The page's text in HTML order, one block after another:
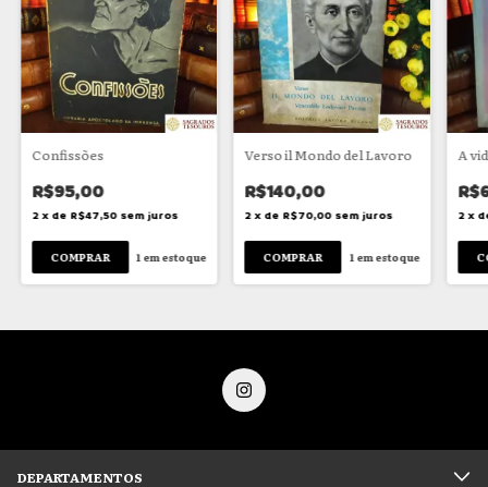
Confissões
R$95,00
2 x de R$47,50 sem juros
1 em estoque
Verso il Mondo del Lavoro
R$140,00
2 x de R$70,00 sem juros
1 em estoque
A
2 x
DEPARTAMENTOS